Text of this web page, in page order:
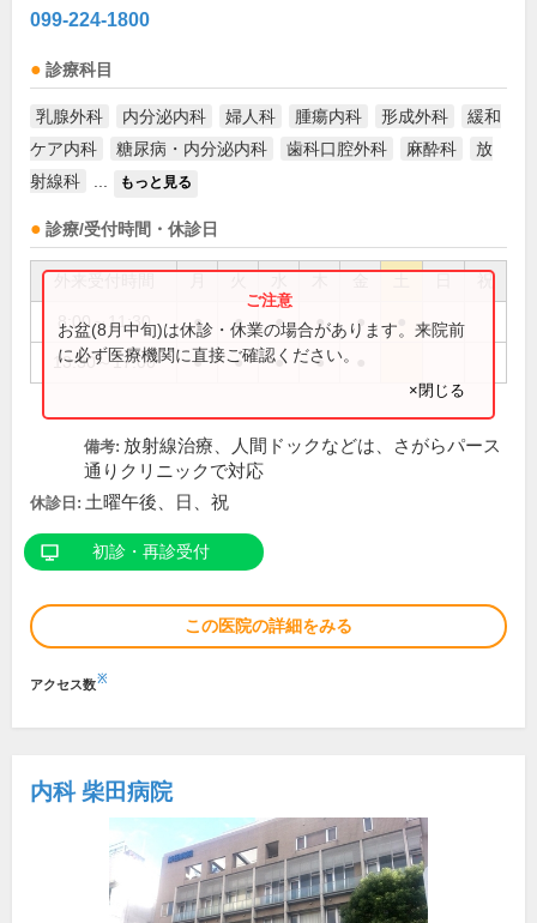
099-224-1800
診療科目
乳腺外科 内分泌内科 婦人科 腫瘍内科 形成外科
緩和
ケア内科
糖尿病・内分泌内科 歯科口腔外科 麻酔科
放
射線科
もっと見る
診療/受付時間・休診日
祝
8:00～11:30 ● ● ● ● ●
13:30～17:00 ● ● ● ●
お盆(8月中旬)は休診・休業の場合があります。来院前
に必ず医療機関に直接ご確認ください。
×閉じる
備考: 放射線治療、人間ドックなどは、さがらパース
通りクリニックで対応
休診日: 土曜午後、日、祝
初診・再診受付
この医院の詳細をみる
アクセス数※
内科 柴田病院